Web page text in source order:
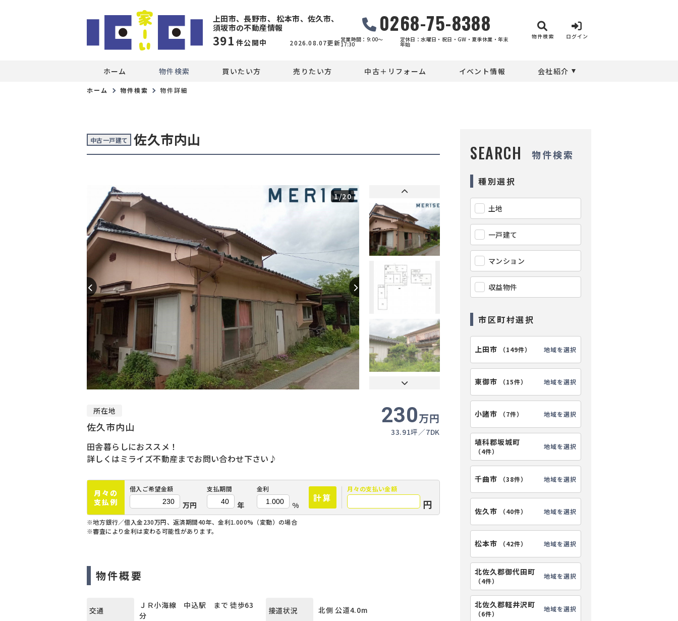
上田市、長野市、 松本市、佐久市、
須坂市の不動産情報
391 件公開中 2026.08.07更新
0268-75-8388
営業時間：9:00〜
17:30
定休日：水曜日・祝日・GW・夏季休業・年末
年始
物件検索 ログイン
ホーム 物件検索 買いたい方 売りたい方 中古＋リフォーム イベント情報 会社紹介
ホーム 物件検索 物件詳細
中古一戸建て 佐久市内山
1/20
所在地
佐久市内山 230万円
33.91坪 7DK
田舎暮らしにおススメ！
詳しくはミライズ不動産までお問い合わせ下さい♪
月々の
支払例
借入ご希望金額
万円
支払期間
年
金利
%
計算
月々の支払い金額
円
※地方銀行／借入金230万円、返済期間40年、金利1.000%（変動）の場合
※審査により金利は変わる可能性があります。
物件概要
交通
ＪＲ小海線 中込駅 まで 徒歩63
分
接道状況
北側 公道4.0m
SEARCH 物件検索
種別選択
土地
一戸建て
マンション
収益物件
市区町村選択
上田市 （149件） 地域を選択
東御市 （15件） 地域を選択
小諸市 （7件） 地域を選択
埴科郡坂城町
（4件）
地域を選択
千曲市 （38件） 地域を選択
佐久市 （40件） 地域を選択
松本市 （42件） 地域を選択
北佐久郡御代田町
（4件）
地域を選択
北佐久郡軽井沢町
（6件）
地域を選択